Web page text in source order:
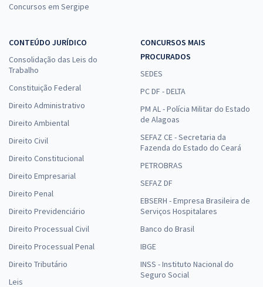
Concursos em Sergipe
CONTEÚDO JURÍDICO
Consolidação das Leis do
Trabalho
Constituição Federal
Direito Administrativo
Direito Ambiental
Direito Civil
Direito Constitucional
Direito Empresarial
Direito Penal
Direito Previdenciário
Direito Processual Civil
Direito Processual Penal
Direito Tributário
Leis
CONCURSOS MAIS
PROCURADOS
SEDES
PC DF - DELTA
PM AL - Polícia Militar do Estado
de Alagoas
SEFAZ CE - Secretaria da
Fazenda do Estado do Ceará
PETROBRAS
SEFAZ DF
EBSERH - Empresa Brasileira de
Serviços Hospitalares
Banco do Brasil
IBGE
INSS - Instituto Nacional do
Seguro Social